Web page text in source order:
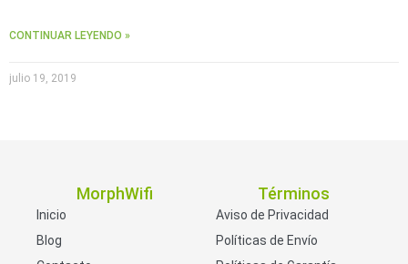
CONTINUAR LEYENDO »
julio 19, 2019
MorphWifi
Inicio
Blog
Términos
Aviso de Privacidad
Políticas de Envío